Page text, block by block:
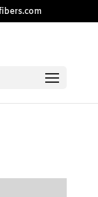
/* JS para menú